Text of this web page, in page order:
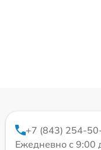
+7 (843) 254-
Ежедневно с 9:00